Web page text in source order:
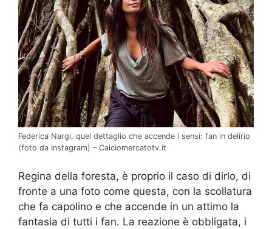
Federica Nargi, quel dettaglio che accende i sensi: fan in delirio
(foto da Instagram) – Calciomercatotv.it
Regina della foresta, è proprio il caso di dirlo, di
fronte a una foto come questa, con la scollatura
che fa capolino e che accende in un attimo la
fantasia di tutti i fan. La reazione è obbligata, i